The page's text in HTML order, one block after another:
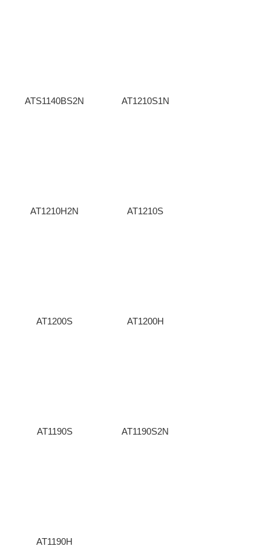
ATS1140BS2N AT1210S1N
AT1210H2N AT1210S
AT1200S AT1200H
AT1190S AT1190S2N
AT1190H